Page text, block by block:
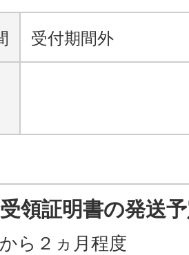
受付期間外
領証明書の発送
ら２ヵ月程度